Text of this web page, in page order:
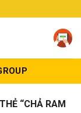
“CHẢ RAM